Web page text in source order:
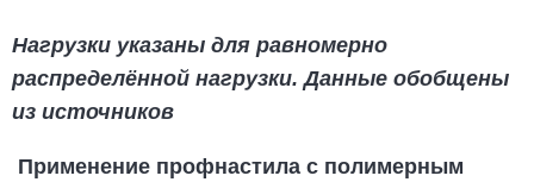
Нагрузки указаны для равномерно
распределённой нагрузки. Данные обобщены
из источников
Применение профнастила с полимерным